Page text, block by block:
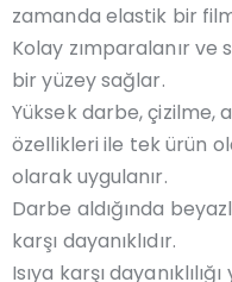
zamanda elastik bir
Kolay zımparalanır ve
bir yüzey sağlar.
Yüksek darbe, çizilme,
özellikleri ile tek ürün
olarak uygulanır.
Darbe aldığında
karşı dayanıklıdır.
Isıya karşı